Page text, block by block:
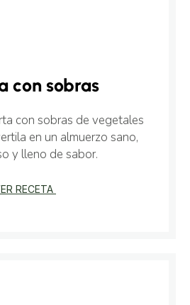
con sobras
con sobras de vegetales
en un almuerzo sano,
y lleno de sabor.
RECETA